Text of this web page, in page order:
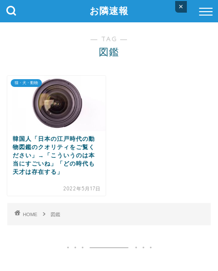
×
お隣速報
― TAG ―
図鑑
猫・犬・動物
韓国人「日本の江戸時代の動
物図鑑のクオリティをご覧く
ださい」→「こういうのは本
当にすごいね」「どの時代も
天才は存在する」
2022年5月17日
HOME 図鑑